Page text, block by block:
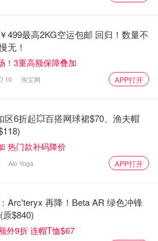
，一边说："马上把刀子放下，
。"
，把刀放下，把刀放下"。
警方 ，版权属于原作者
499最高2KG空运包邮 回归！数量不
无！
！3重高额保障叠加
10 淘宝网 APP打开
区6折起💥百搭网球裙$70、渔夫帽
热门款补码降价
Alo Yoga APP打开
Arc'teryx 再降！Beta AR 绿色冲锋
原$840)
外9折 连帽T恤$67